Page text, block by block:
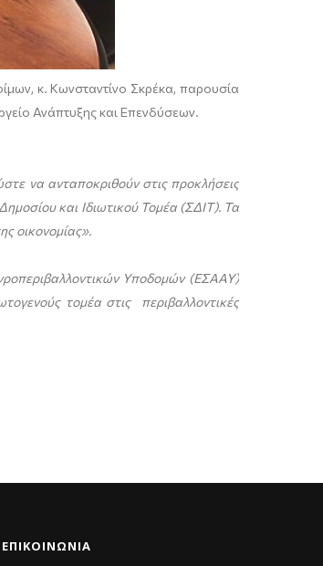
κ. Κωνσταντίνο Σκρέκα, παρουσία
Ανάπτυξης και Επενδύσεων.
να ανταποκριθούν στις προκλήσεις
και Ιδιωτικού Τομέα (ΣΔΙΤ). Τα
οικονομίας».
Υποδομών (ΕΣΑΑΥ)
τομέα στις περιβαλλοντικές
ΕΠΙΚΟΙΝΩΝΊΑ